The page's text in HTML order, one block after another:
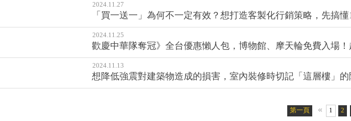
2024.11.27
「買一送一」為何不一定有效？想打造客製化行銷策略，先搞懂
2024.11.25
歡慶中華隊奪冠》全台優惠懶人包，博物館、摩天輪免費入場
2024.11.13
想降低強震對建築物造成的損害，室內裝修時切記「這層樓」的
第一頁 « 1 2